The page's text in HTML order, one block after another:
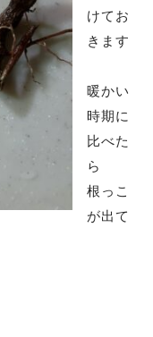
けてお
きます
暖かい
時期に
比べた
ら
根っこ
が出て